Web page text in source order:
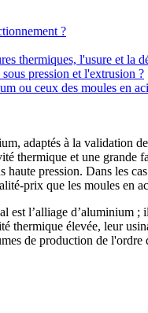
?
thermiques, l'usure et la
pression et l'extrusion ?
ou ceux des moules en
adaptés à la validation
thermique et une grande
pression. Dans les
prix que les moules en
l’alliage d’aluminium
thermique élevée, leur
de production de